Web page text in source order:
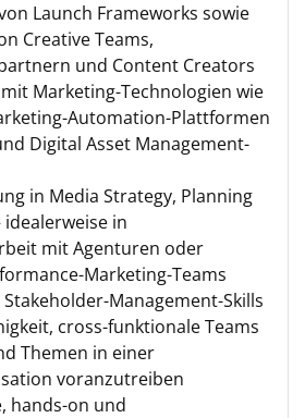
Launch Frameworks sowie
Creative Teams,
und Content Creators
Marketing-Technologien wie
Automation-Plattformen
Digital Asset Management-
in Media Strategy, Planning
idealerweise in
mit Agenturen oder
Marketing-Teams
Management-Skills
cross-funktionale Teams
Themen in einer
voranzutreiben
hands-on und